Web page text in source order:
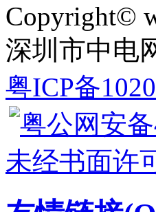
Copyright©
深圳市中电
粤ICP备
粤公网安
未经书面许